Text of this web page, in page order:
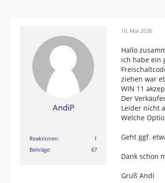
AndiP
Reaktionen
1
Beiträge
67
10. Mai 2026
Hallo
ich habe ein
ziehen war
WIN 11
Der
Leider nicht
Welche
Geht ggf.
Dank schon
Gruß Andi